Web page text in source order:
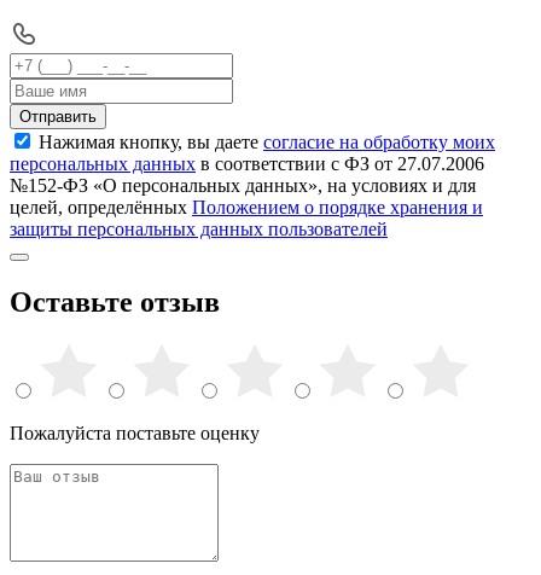
Отправить
Нажимая кнопку, вы даете согласие на обработку моих
персональных данных в соответствии с ФЗ от 27.07.2006
№152-ФЗ «О персональных данных», на условиях и для
целей, определённых Положением о порядке хранения и
защиты персональных данных пользователей
Оставьте отзыв
Пожалуйста поставьте оценку